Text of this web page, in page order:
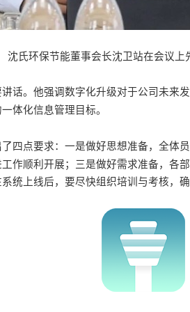
沈氏环保节能董事会长沈卫站在会议上
话。他强调数字化升级对于公司未来
体化信息管理目标。
四点要求：一是做好思想准备， 全体
作顺利开展； 三是做好需求准备， 各
系统上线后，要尽快组织培训与考核，